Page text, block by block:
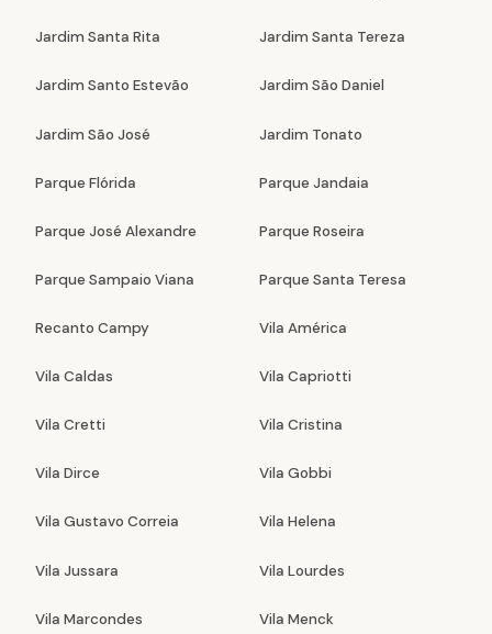
Jardim Santa Rita Jardim Santa Tereza
Jardim Santo Estevão Jardim São Daniel
Jardim São José Jardim Tonato
Parque Flórida Parque Jandaia
Parque José Alexandre Parque Roseira
Parque Sampaio Viana Parque Santa Teresa
Recanto Campy Vila América
Vila Caldas Vila Capriotti
Vila Cretti Vila Cristina
Vila Dirce Vila Gobbi
Vila Gustavo Correia Vila Helena
Vila Jussara Vila Lourdes
Vila Marcondes Vila Menck